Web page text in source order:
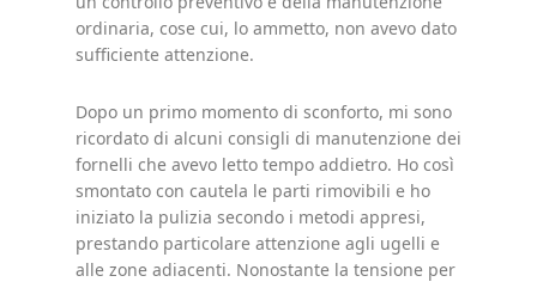
ordinaria, cose cui, lo ammetto, non avevo dato
sufficiente attenzione.
Dopo un primo momento di sconforto, mi sono
ricordato di alcuni consigli di manutenzione dei
fornelli che avevo letto tempo addietro. Ho così
smontato con cautela le parti rimovibili e ho
iniziato la pulizia secondo i metodi appresi,
prestando particolare attenzione agli ugelli e
alle zone adiacenti. Nonostante la tensione per